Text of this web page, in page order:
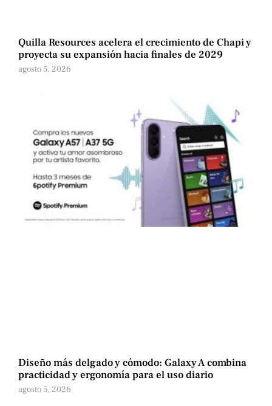
Quilla Resources acelera el crecimiento de Chapi y
proyecta su expansión hacia finales de 2029
agosto 5, 2026
Diseño más delgado y cómodo: Galaxy A combina
practicidad y ergonomía para el uso diario
agosto 5, 2026